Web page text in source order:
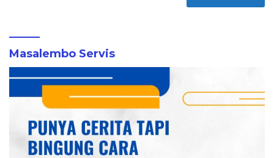
Masalembo Servis